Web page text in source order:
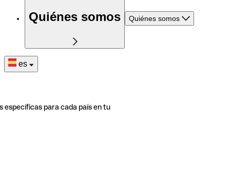
Quiénes somos Quiénes somos
es
específicas para cada país en tu